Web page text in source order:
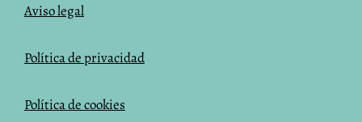
Aviso legal
Política de privacidad
Política de cookies